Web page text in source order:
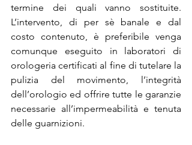
termine dei quali vanno sostituite.
L’intervento, di per sè banale e dal
costo contenuto, è preferibile venga
comunque eseguito in laboratori di
orologeria certificati al fine di tutelare la
pulizia del movimento, l’integrità
dell’orologio ed offrire tutte le garanzie
necessarie all’impermeabilità e tenuta
delle guarnizioni.